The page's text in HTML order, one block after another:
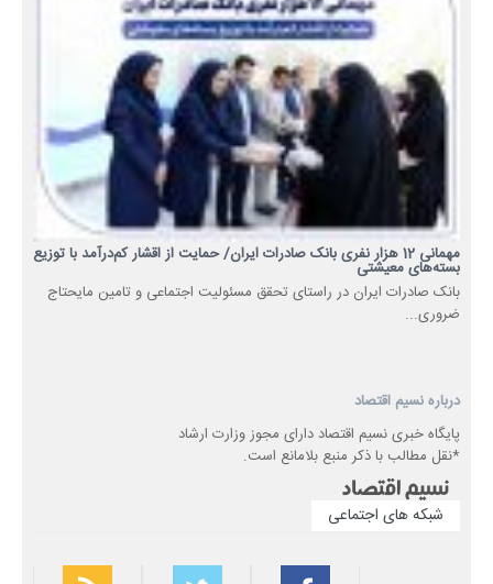
مهمانی 12 هزار نفری بانک صادرات ایران/ حمایت از اقشار کم‌درآمد با توزیع
بسته‌های معیشتی
​بانک صادرات ایران در راستای تحقق مسئولیت اجتماعی و تامین مایحتاج
ضروری...
درباره نسیم اقتصاد
پایگاه خبری نسیم اقتصاد دارای مجوز وزارت ارشاد
*نقل مطالب با ذکر منبع بلامانع است.
شبکه های اجتماعی